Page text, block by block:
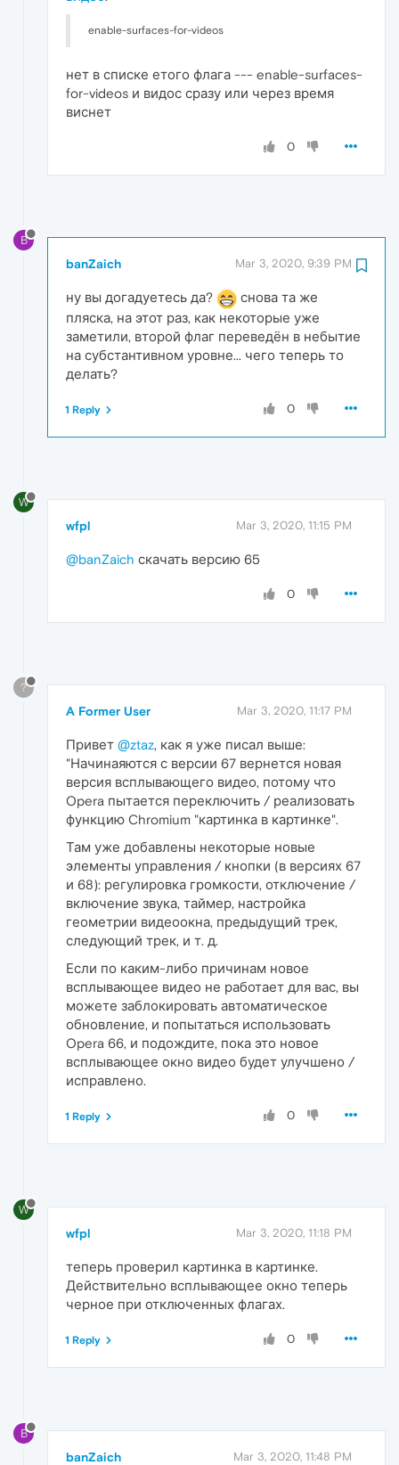
enable-surfaces-for-videos
нет в списке етого флага --- enable-surfaces-
for-videos и видос сразу или через время
виснет
0
B
banZaich Mar 3, 2020, 9:39 PM
ну вы догадуетесь да?
снова та же
пляска, на этот раз, как некоторые уже
заметили, второй флаг переведён в небытие
на субстантивном уровне... чего теперь то
делать?
0
1 Reply
W
wfpl Mar 3, 2020, 11:15 PM
@banZaich скачать версию 65
0
?
A Former User Mar 3, 2020, 11:17 PM
Привет @ztaz, как я уже писал выше:
"Начинаяются с версии 67 вернется новая
версия всплывающего видео, потому что
Opera пытается переключить / реализовать
функцию Chromium "картинка в картинке".
Там уже добавлены некоторые новые
элементы управления / кнопки (в версиях 67
и 68): регулировка громкости, отключение /
включение звука, таймер, настройка
геометрии видеоокна, предыдущий трек,
следующий трек, и т. д.
Если по каким-либо причинам новое
всплывающее видео не работает для вас, вы
можете заблокировать автоматическое
обновление, и попытаться использовать
Opera 66, и подождите, пока это новое
всплывающее окно видео будет улучшено /
исправлено.
0
1 Reply
W
wfpl Mar 3, 2020, 11:18 PM
теперь проверил картинка в картинке.
Действительно всплывающее окно теперь
черное при отключенных флагах.
0
1 Reply
B
banZaich Mar 3, 2020, 11:48 PM